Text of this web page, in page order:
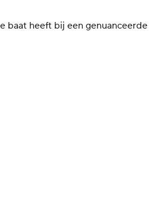
baat heeft bij een genuanceerde